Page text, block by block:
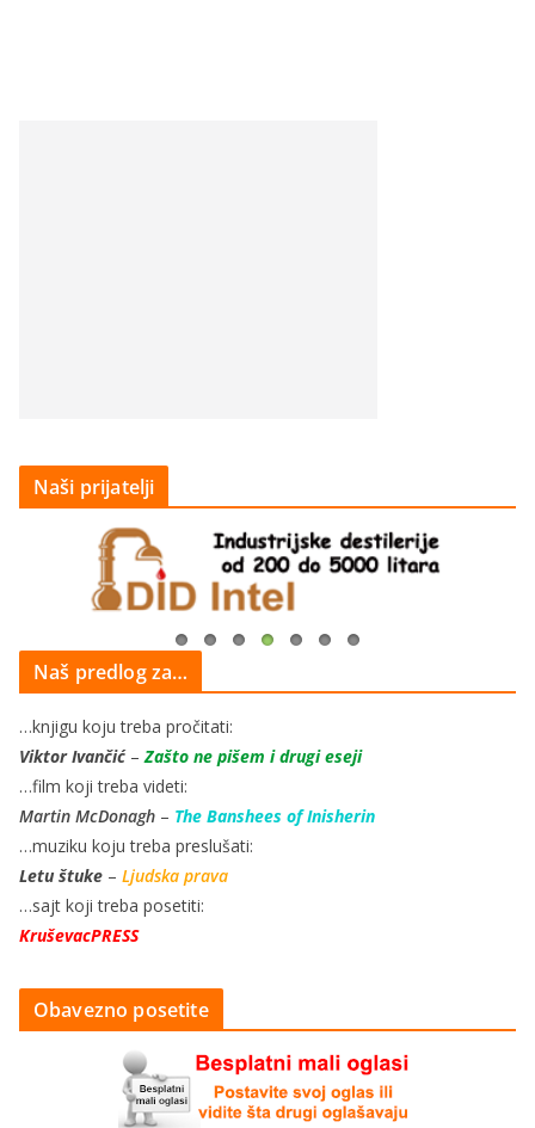
Naši prijatelji
Naš predlog za…
…knjigu koju treba pročitati:
Viktor Ivančić–Zašto ne pišem i drugi eseji
…film koji treba videti:
Martin McDonagh – The Banshees of Inisherin
…muziku koju treba preslušati:
Letu štuke – Ljudska prava
…sajt koji treba posetiti:
KruševacPRESS
Obavezno posetite